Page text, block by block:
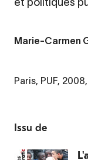
Marie-Carmen
Paris, PUF,
Issu de